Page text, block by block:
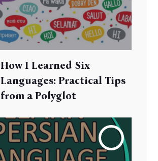
How I Learned Six
Languages: Practical Tips
from a Polyglot